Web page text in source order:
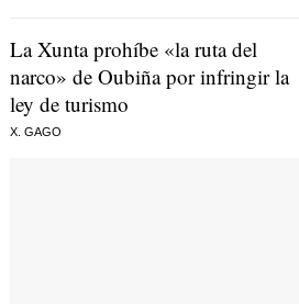
La Xunta prohíbe «la ruta del
narco» de Oubiña por infringir la
ley de turismo
X. GAGO